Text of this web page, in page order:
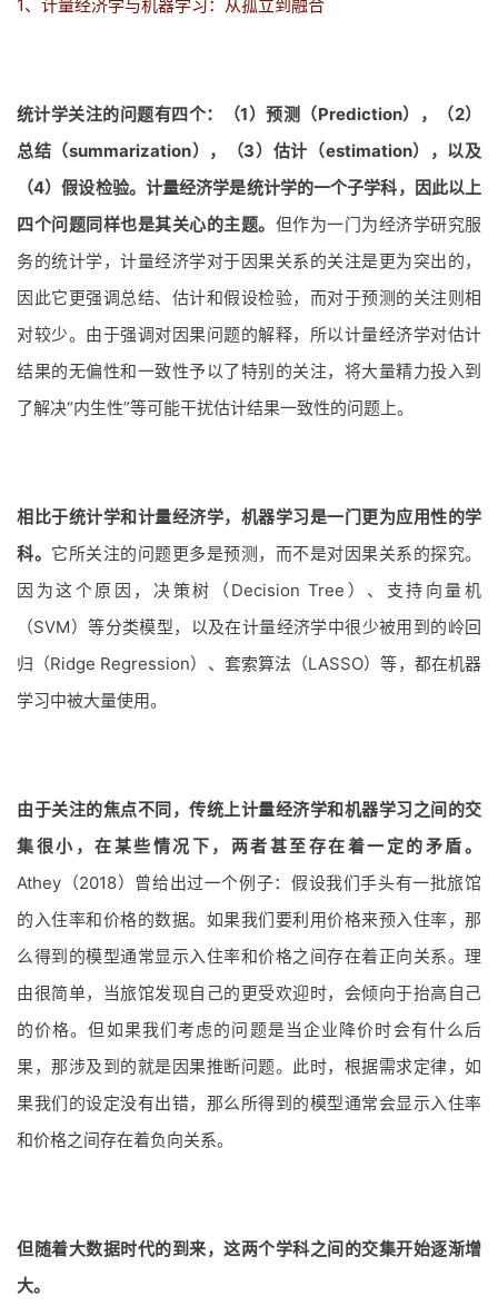
1、计量经济学与机器学习：从孤立到融合
统计学关注的问题有四个：（1）预测（Prediction），（2）
总结（summarization），（3）估计（estimation），以及
（4）假设检验。计量经济学是统计学的一个子学科，因此以上
四个问题同样也是其关心的主题。 但作为一门为经济学研究服
务的统计学，计量经济学对于因果关系的关注是更为突出的，
因此它更强调总结、估计和假设检验，而对于预测的关注则相
对较少。由于强调对因果问题的解释，所以计量经济学对估计
结果的无偏性和一致性予以了特别的关注，将大量精力投入到
了解决“内生性”等可能干扰估计结果一致性的问题上。
相比于统计学和计量经济学，机器学习是一门更为应用性的学
科。 它所关注的问题更多是预测，而不是对因果关系的探究。
因为这个原因，决策树（Decision Tree）、支持向量机
（SVM）等分类模型，以及在计量经济学中很少被用到的岭回
归（Ridge Regression）、套索算法（LASSO）等，都在机器
学习中被大量使用。
由于关注的焦点不同，传统上计量经济学和机器学习之间的交
集很小，在某些情况下，两者甚至存在着一定的矛盾。
Athey（2018）曾给出过一个例子：假设我们手头有一批旅馆
的入住率和价格的数据。如果我们要利用价格来预入住率，那
么得到的模型通常显示入住率和价格之间存在着正向关系。理
由很简单，当旅馆发现自己的更受欢迎时，会倾向于抬高自己
的价格。但如果我们考虑的问题是当企业降价时会有什么后
果，那涉及到的就是因果推断问题。此时，根据需求定律，如
果我们的设定没有出错，那么所得到的模型通常会显示入住率
和价格之间存在着负向关系。
但随着大数据时代的到来，这两个学科之间的交集开始逐渐增
大。